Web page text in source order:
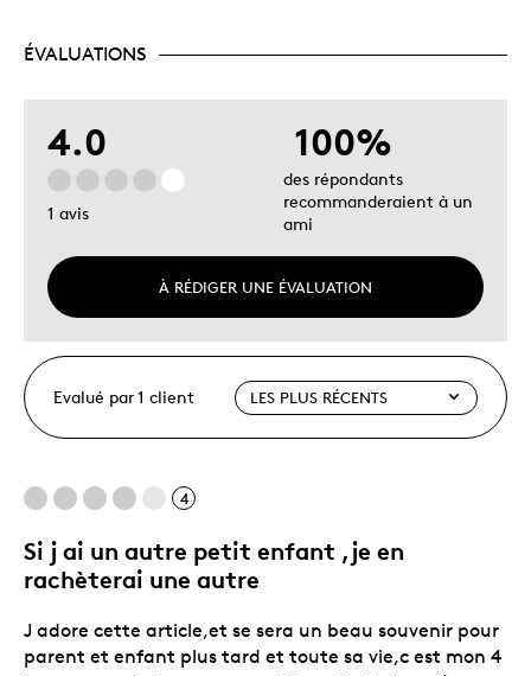
ÉVALUATIONS
4.0
1 avis
À RÉDIGER UNE ÉVALUATION
100%
des répondants
recommanderaient à un
ami
Evalué par 1 client
4
Si j ai un autre petit enfant ,je en
rachèterai une autre
J adore cette article,et se sera un beau souvenir pour
parent et enfant plus tard et toute sa vie,c est mon 4